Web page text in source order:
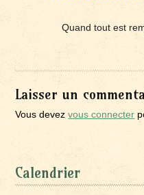
Quand tout est
Laisser un
Vous devezvous connecter
Calendrier